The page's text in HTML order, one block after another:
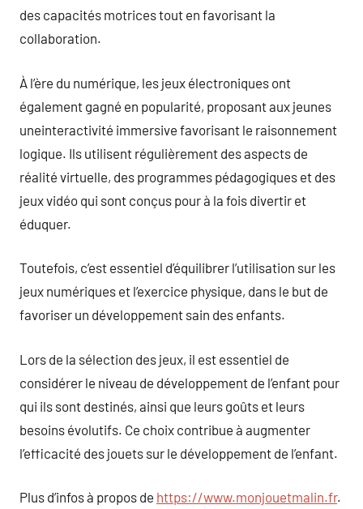
des capacités motrices tout en favorisant la
collaboration.
À l’ère du numérique, les jeux électroniques ont
également gagné en popularité, proposant aux jeunes
uneinteractivité immersive favorisant le raisonnement
logique. Ils utilisent régulièrement des aspects de
réalité virtuelle, des programmes pédagogiques et des
jeux vidéo qui sont conçus pour à la fois divertir et
éduquer.
Toutefois, c’est essentiel d’équilibrer l’utilisation sur les
jeux numériques et l’exercice physique, dans le but de
favoriser un développement sain des enfants.
Lors de la sélection des jeux, il est essentiel de
considérer le niveau de développement de l’enfant pour
qui ils sont destinés, ainsi que leurs goûts et leurs
besoins évolutifs. Ce choix contribue à augmenter
l’efficacité des jouets sur le développement de l’enfant.
Plus d’infos à propos de https://www.monjouetmalin.fr.